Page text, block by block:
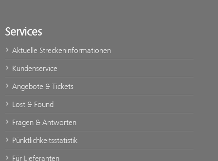
Services
Aktuelle Streckeninformationen
Kundenservice
Angebote & Tickets
Lost & Found
Fragen & Antworten
Pünktlichkeitsstatistik
Für Lieferanten